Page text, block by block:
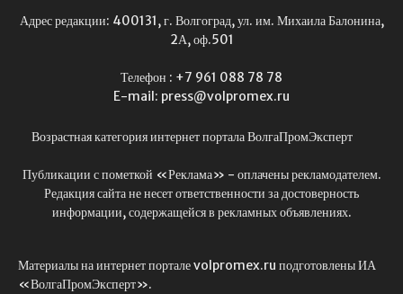
Адрес редакции: 400131, г. Волгоград, ул. им. Михаила Балонина,
2А, оф.501
Телефон : +7 961 088 78 78
E-mail: press@volpromex.ru
Возрастная категория интернет портала ВолгаПромЭксперт
Публикации с пометкой «Реклама» - оплачены рекламодателем.
Редакция сайта не несет ответственности за достоверность
информации, содержащейся в рекламных объявлениях.
Материалы на интернет портале volpromex.ru подготовлены ИА
«ВолгаПромЭксперт».